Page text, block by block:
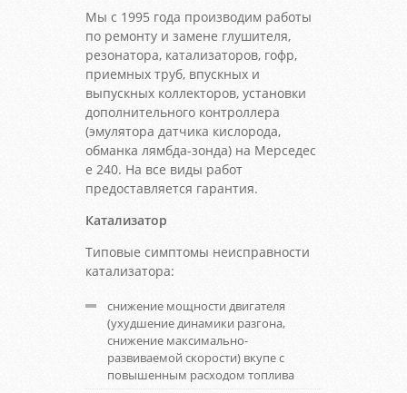
Мы с 1995 года производим работы
по ремонту и замене глушителя,
резонатора, катализаторов, гофр,
приемных труб, впускных и
выпускных коллекторов, установки
дополнительного контроллера
(эмулятора датчика кислорода,
обманка лямбда-зонда) на Мерседес
е 240. На все виды работ
предоставляется гарантия.
Катализатор
Типовые симптомы неисправности
катализатора:
снижение мощности двигателя
(ухудшение динамики разгона,
снижение максимально-
развиваемой скорости) вкупе с
повышенным расходом топлива